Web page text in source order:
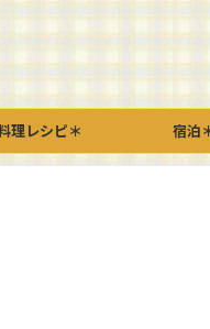
理レシピ＊ 宿泊